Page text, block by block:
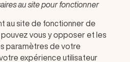
au site pour fonctionner
au site de fonctionner de
vous y opposer et les
paramètres de votre
expérience utilisateur